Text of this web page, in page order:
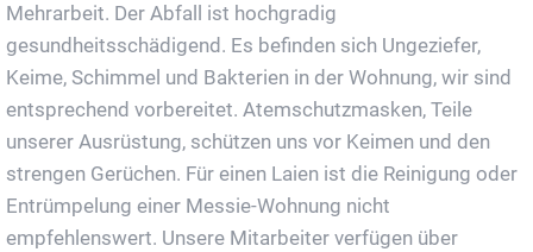
Mehrarbeit. Der Abfall ist hochgradig
gesundheitsschädigend. Es befinden sich Ungeziefer,
Keime, Schimmel und Bakterien in der Wohnung, wir sind
entsprechend vorbereitet. Atemschutzmasken, Teile
unserer Ausrüstung, schützen uns vor Keimen und den
strengen Gerüchen. Für einen Laien ist die Reinigung oder
Entrümpelung einer Messie-Wohnung nicht
empfehlenswert. Unsere Mitarbeiter verfügen über